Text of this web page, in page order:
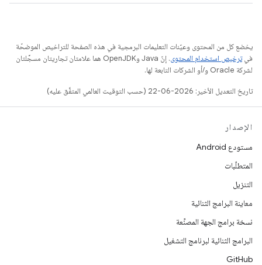
يخضع كل من المحتوى وعيّنات التعليمات البرمجية في هذه الصفحة للتراخيص الموضحّة
فيترخيص استخدام المحتوى
. إنّ Java وOpenJDK هما علامتان تجاريتان مسجَّلتان
لشركة Oracle و/أو الشركات التابعة لها.
تاريخ التعديل الأخير: 2026-06-22 (حسب التوقيت العالمي المتفَّق عليه)
الإصدار
مستودع Android
المتطلّبات
التنزيل
معاينة البرامج الثنائية
نسخة برامج الجهة المصنِّعة
البرامج الثنائية لبرنامج التشغيل
GitHub